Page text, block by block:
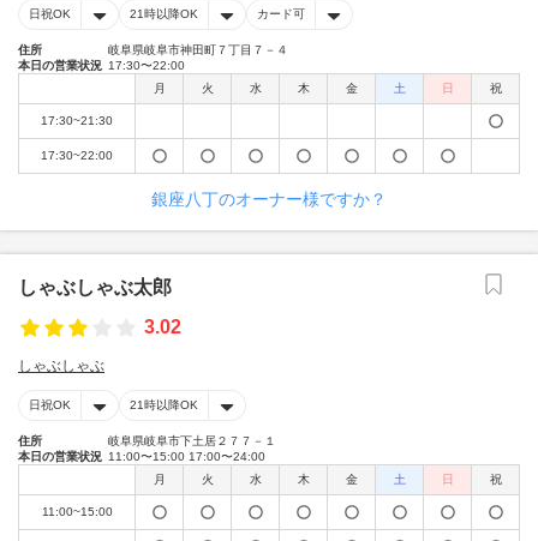
日祝OK 21時以降OK カード可
住所
岐阜県岐阜市神田町７丁目７－４
本日の営業状況 17:30〜22:00
月
火 水 木 金 土 日 祝
17:30~21:30
17:30~22:00
銀座八丁のオーナー様ですか？
しゃぶしゃぶ太郎
3.02
しゃぶしゃぶ
日祝OK 21時以降OK
住所
岐阜県岐阜市下土居２７７－１
本日の営業状況 11:00〜15:00 17:00〜24:00
月
火 水 木 金 土 日 祝
11:00~15:00